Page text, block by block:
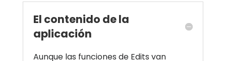
El contenido de la
aplicación
Aunque las funciones de Edits van